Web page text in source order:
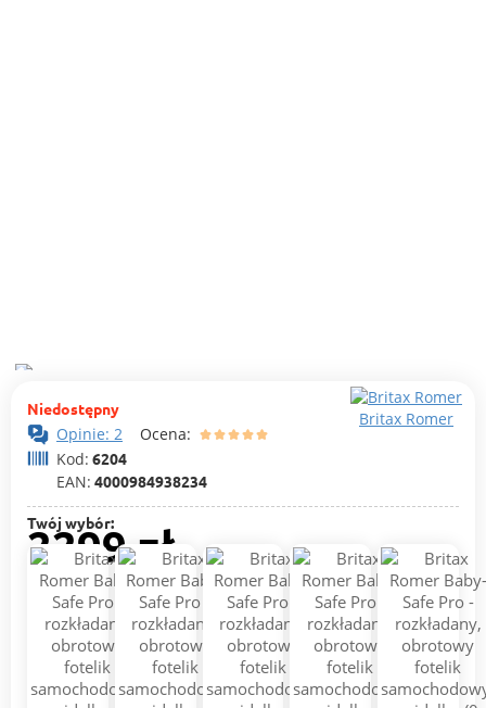
Niedostępny
Opinie: 2 Ocena:
Kod: 6204
EAN: 4000984938234
Britax Romer
2299 zł
Twój wybór: